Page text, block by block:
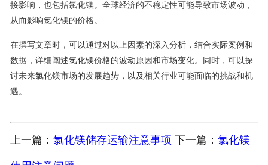
接影响，也包括氯化镁。全球经济的不稳定性可能导致市场波动，
从而影响氯化镁的价格。
在撰写文章时，可以通过对以上因素的深入分析，结合实际案例和
数据，详细阐述氯化镁价格的波动原因和市场变化。同时，可以探
讨未来氯化镁市场的发展趋势，以及相关行业可能面临的挑战和机
遇。
上一篇： 氯化镁储存运输注意事项 下一篇： 氯化镁